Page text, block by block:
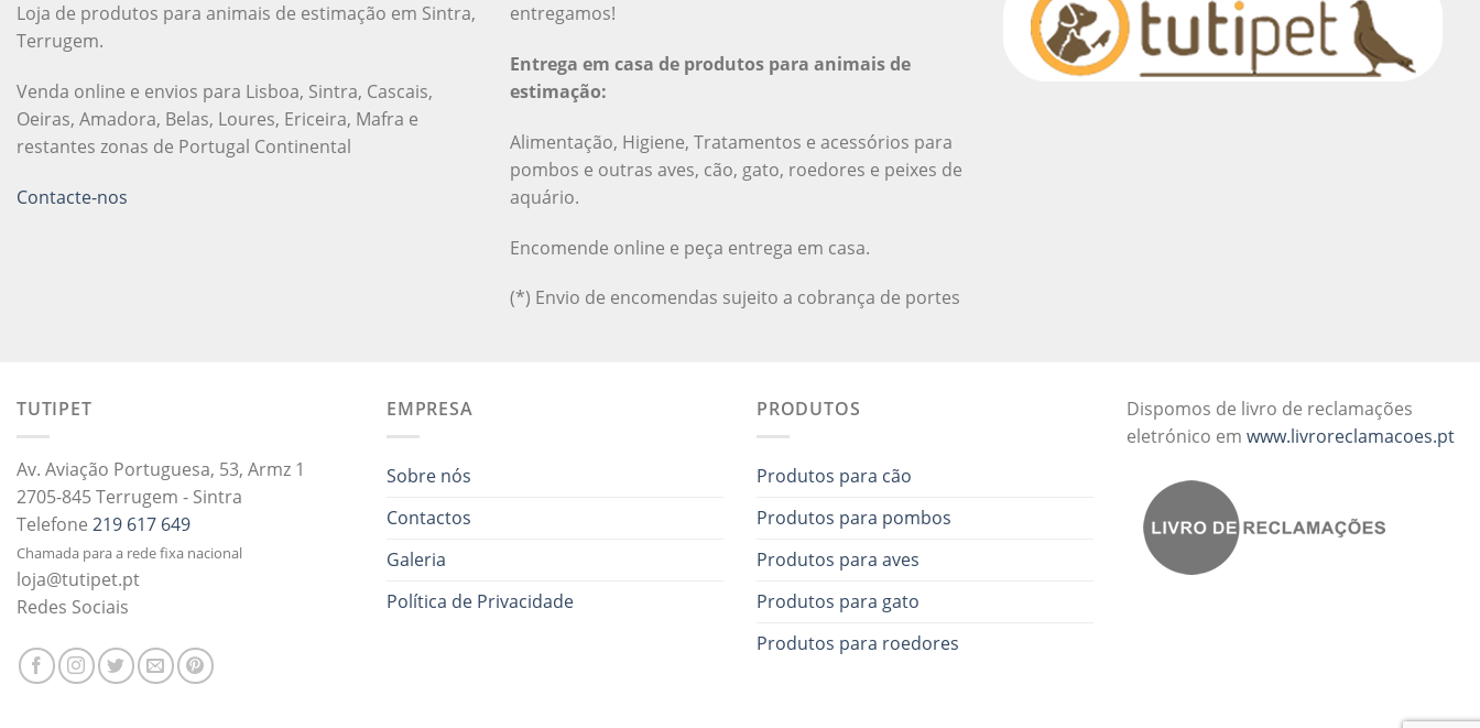
Loja de produtos para animais de estimação em Sintra,
Terrugem.
Venda online e envios para Lisboa, Sintra, Cascais,
Oeiras, Amadora, Belas, Loures, Ericeira, Mafra e
restantes zonas de Portugal Continental
Contacte-nos
entregamos!
Entrega em casa de produtos para animais de
estimação:
Alimentação, Higiene, Tratamentos e acessórios para
pombos e outras aves, cão, gato, roedores e peixes de
aquário.
Encomende online e peça entrega em casa.
(*) Envio de encomendas sujeito a cobrança de portes
TUTIPET
Av. Aviação Portuguesa, 53, Armz 1
2705-845 Terrugem - Sintra
Telefone 219 617 649
Chamada para a rede fixa nacional
loja@tutipet.pt
Redes Sociais
EMPRESA
Sobre nós
Contactos
Galeria
Política de Privacidade
PRODUTOS
Produtos para cão
Produtos para pombos
Produtos para aves
Produtos para gato
Produtos para roedores
Dispomos de livro de reclamações
eletrónico em www.livroreclamacoes.pt